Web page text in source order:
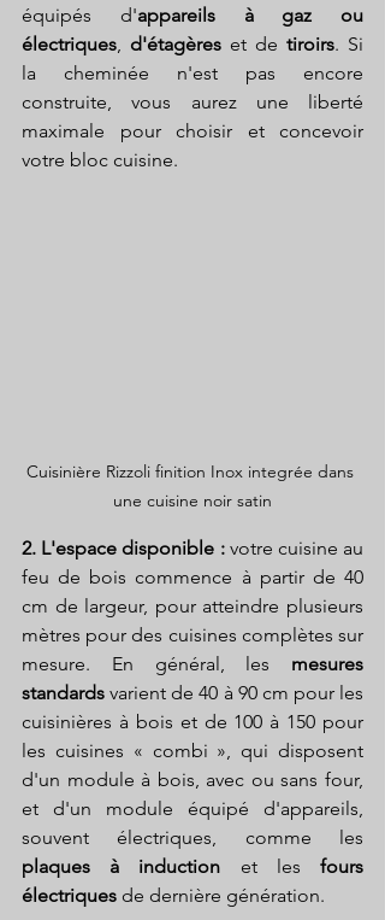
équipés d'appareils à gaz ou
électriques, d'étagères et de tiroirs. Si
la cheminée n'est pas encore
construite, vous aurez une liberté
maximale pour choisir et concevoir
votre bloc cuisine.
Cuisinière Rizzoli finition Inox integrée dans
une cuisine noir satin
2. L'espace disponible : votre cuisine au
feu de bois commence à partir de 40
cm de largeur, pour atteindre plusieurs
mètres pour des cuisines complètes sur
mesure. En général, les mesures
standards varient de 40 à 90 cm pour les
cuisinières à bois et de 100 à 150 pour
les cuisines « combi », qui disposent
d'un module à bois, avec ou sans four,
et d'un module équipé d'appareils,
plaques à induction et les fours
électriques de dernière génération.